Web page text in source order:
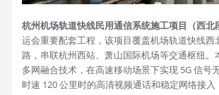
杭州机场轨道快线民用通信系统施工项目（西北
运会重要配套工程，该项目覆盖机场轨道快线西
路，串联杭州西站、萧山国际机场等交通枢纽。
多网融合技术，在高速移动场景下实现 5G 信号
时速 120 公里时的高清视频通话和稳定网络接